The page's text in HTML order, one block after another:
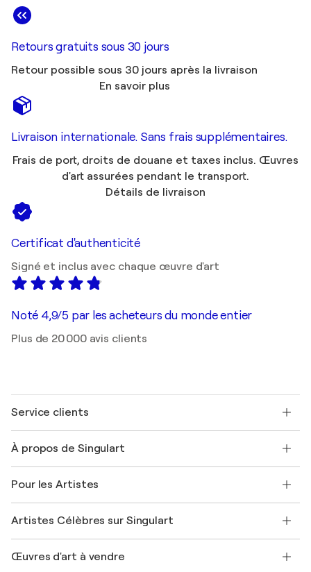
Retours gratuits sous 30 jours
Retour possible sous 30 jours après la livraison
En savoir plus
Livraison internationale. Sans frais supplémentaires.
Frais de port, droits de douane et taxes inclus. Œuvres
d'art assurées pendant le transport.
Détails de livraison
Certificat d'authenticité
Signé et inclus avec chaque œuvre d'art
Noté 4,9/5 par les acheteurs du monde entier
Plus de 20 000 avis clients
Service clients
Expédition
Offrir une carte cadeau
Rejoignez notre programme commercial
Mon compte
+33 1 76 44 06 42
À propos de Singulart
FAQ
Magazine Singulart
Emplois
Découvrez une sélection d'art original
Pour les Artistes
Se connecter en tant qu'Artiste
Artistes Célèbres sur Singulart
Marc Chagall
Œuvres d'art à vendre